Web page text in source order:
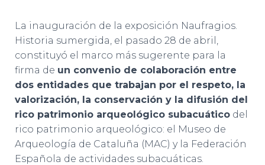
La inauguración de la exposición Naufragios.
Historia sumergida, el pasado 28 de abril,
constituyó el marco más sugerente para la
firma de un convenio de colaboración entre
dos entidades que trabajan por el respeto, la
valorización, la conservación y la difusión del
rico patrimonio arqueológico subacuático del
rico patrimonio arqueológico: el Museo de
Arqueología de Cataluña (MAC) y la Federación
Española de actividades subacuáticas.